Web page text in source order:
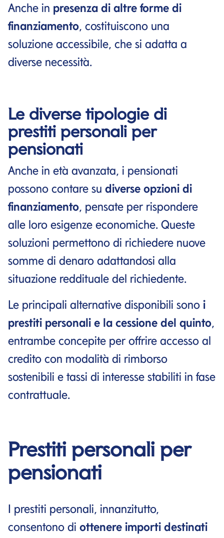
Anche in presenza di altre forme di
finanziamento, costituiscono una
soluzione accessibile, che si adatta a
diverse necessità.
Le diverse tipologie di
prestiti personali per
pensionati
Anche in età avanzata, i pensionati
possono contare su diverse opzioni di
finanziamento, pensate per rispondere
alle loro esigenze economiche. Queste
soluzioni permettono di richiedere nuove
somme di denaro adattandosi alla
situazione reddituale del richiedente.
Le principali alternative disponibili sono i
prestiti personali e la cessione del quinto,
entrambe concepite per offrire accesso al
credito con modalità di rimborso
sostenibili e tassi di interesse stabiliti in fase
contrattuale.
Prestiti personali per
pensionati
I prestiti personali, innanzitutto,
consentono di ottenere importi destinati